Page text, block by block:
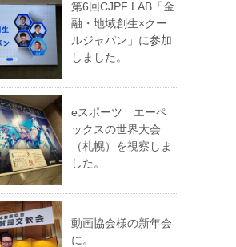
第6回CJPF LAB「金
融・地域創生×クー
ルジャパン」に参加
しました。
eスポーツ エーペ
ックスの世界大会
（札幌）を視察しま
した。
動画協会様の新年会
に。